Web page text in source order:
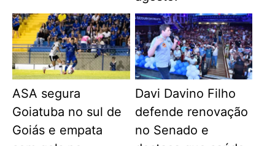
ASA segura
Goiatuba no sul de
Goiás e empata
Davi Davino Filho
defende renovação
no Senado e